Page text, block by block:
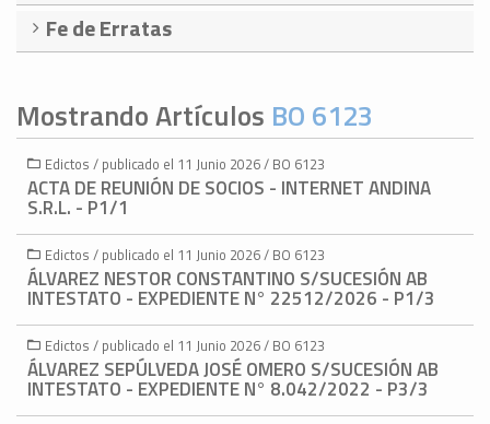
Fe de Erratas
Mostrando Artículos BO 6123
Edictos / publicado el 11 Junio 2026 / BO 6123
ACTA DE REUNIÓN DE SOCIOS - INTERNET ANDINA
S.R.L. - P1/1
Edictos / publicado el 11 Junio 2026 / BO 6123
ÁLVAREZ NESTOR CONSTANTINO S/SUCESIÓN AB
INTESTATO - EXPEDIENTE N° 22512/2026 - P1/3
Edictos / publicado el 11 Junio 2026 / BO 6123
ÁLVAREZ SEPÚLVEDA JOSÉ OMERO S/SUCESIÓN AB
INTESTATO - EXPEDIENTE N° 8.042/2022 - P3/3